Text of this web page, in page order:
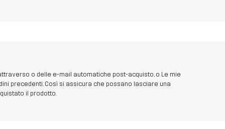
o delle e-mail automatiche post-acquisto, o Le mie
precedenti. Così si assicura che possano lasciare una
il prodotto.